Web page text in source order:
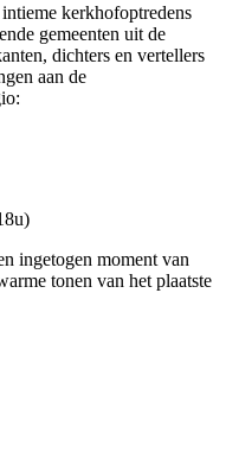
kerkhofoptredens
gemeenten uit de
dichters en vertellers
aan de
ingetogen moment van
tonen van het plaatste